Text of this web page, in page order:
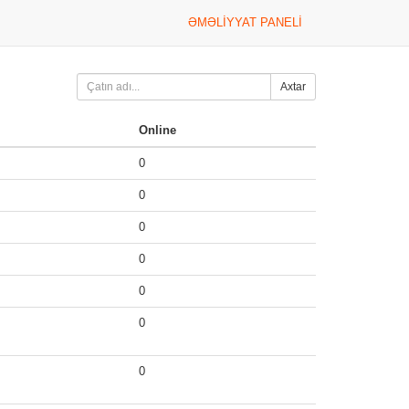
ƏMƏLIYYAT PANELI
Axtar
Online
0
0
0
0
0
0
0